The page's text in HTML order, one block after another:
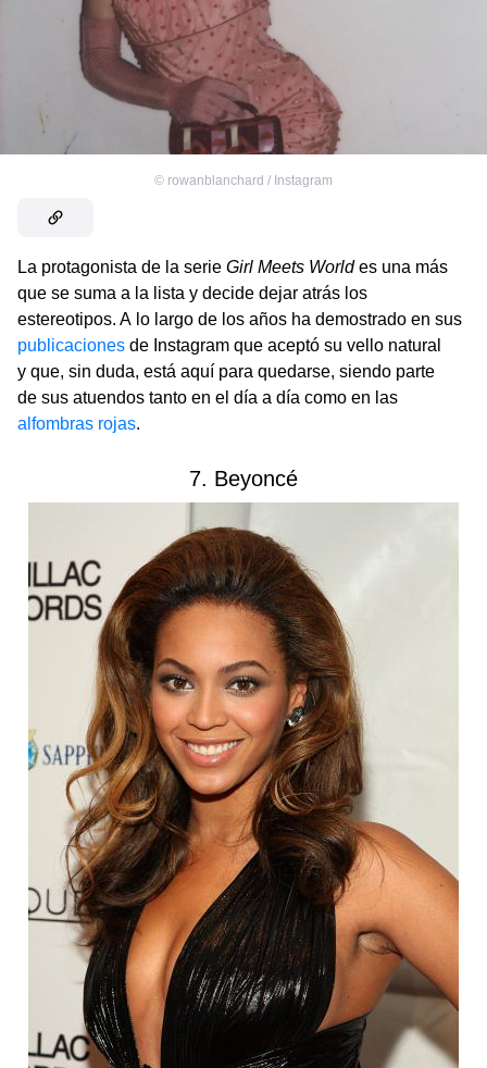
© rowanblanchard / Instagram
La protagonista de la serie Girl Meets Worldes una más
que se suma a la lista y decide dejar atrás los
estereotipos. A lo largo de los años ha demostrado en sus
publicaciones de Instagram que aceptó su vello natural
y que, sin duda, está aquí para quedarse, siendo parte
de sus atuendos tanto en el día a día como en las
alfombras rojas.
7. Beyoncé